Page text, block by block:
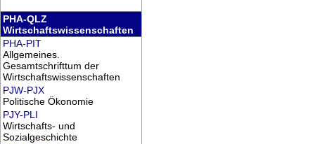
PHA-QLZ
Wirtschaftswissenschaften
PHA-PIT
Allgemeines.
Gesamtschrifttum der
Wirtschaftswissenschaften
PJW-PJX
Politische Ökonomie
PJY-PLI
Wirtschafts- und
Sozialgeschichte